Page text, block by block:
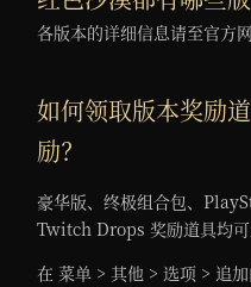
各版本的详细信息请至官方
如何领取版本奖励
励？
豪华版、终极组合包、
Twitch Drops 奖励道具均
在 菜单 > 其他 > 选项 > 追